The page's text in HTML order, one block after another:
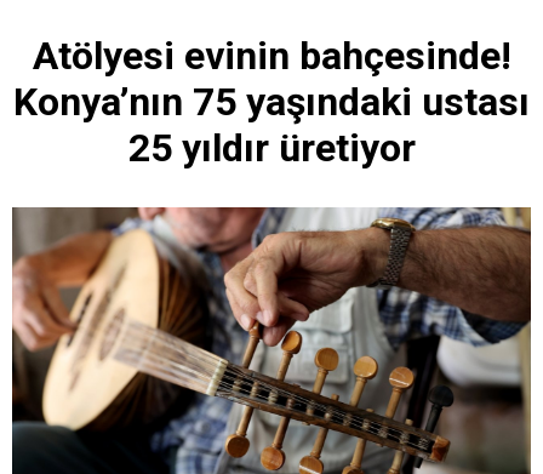
Atölyesi evinin bahçesinde!
Konya’nın 75 yaşındaki ustası
25 yıldır üretiyor